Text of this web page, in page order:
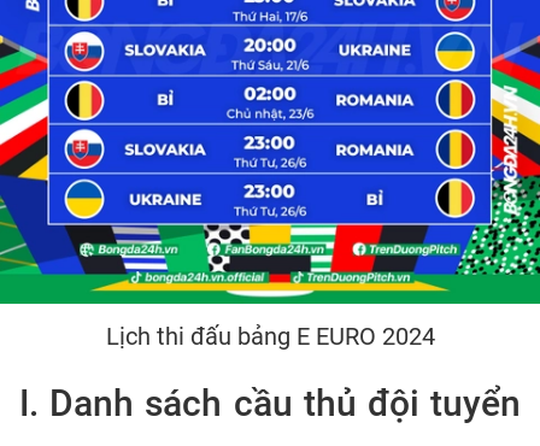
Lịch thi đấu bảng E EURO 2024
I. Danh sách cầu thủ đội tuyển